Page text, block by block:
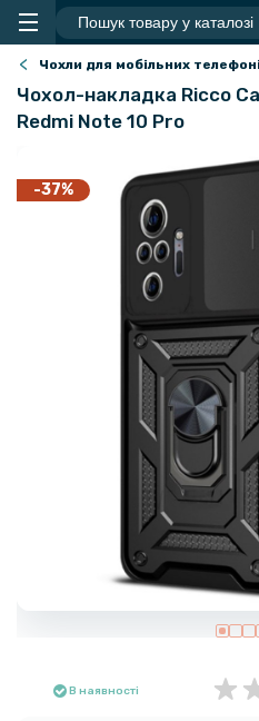
Чохли для мобільних
Чохол-накладка Ricco
Redmi Note 10 Pro
-37%
В наявності